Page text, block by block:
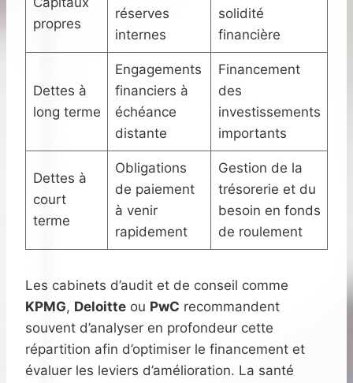
propres
réserves
internes
solidité
financière
Dettes à
long terme
Engagements
financiers à
échéance
distante
Financement
des
investissements
importants
Dettes à
court
terme
Obligations
de paiement
à venir
rapidement
Gestion de la
trésorerie et du
besoin en fonds
de roulement
Les cabinets d’audit et de conseil comme
KPMG, Deloitte ou PwC recommandent
souvent d’analyser en profondeur cette
répartition afin d’optimiser le financement et
évaluer les leviers d’amélioration. La santé